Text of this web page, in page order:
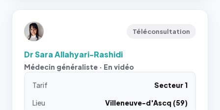
Téléconsultation
Dr Sara Allahyari-Rashidi
Médecin généraliste · En vidéo
Tarif
Secteur 1
Lieu
Villeneuve-d'Ascq (59)